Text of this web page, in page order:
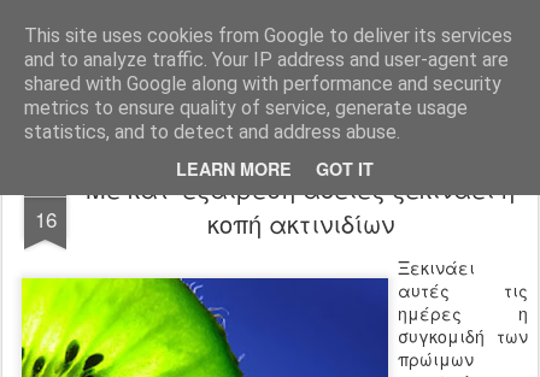
This site uses cookies from Google to deliver its services
and to analyze traffic. Your IP address and user-agent are
shared with Google along with performance and security
metrics to ensure quality of service, generate usage
statistics, and to detect and address abuse.
LEARN MORE GOT IT
Agro-Help.gr
16
Με κατ' εξαίρεση άδειες ξεκινάει η
κοπή ακτινιδίων
Ξεκινάει
αυτές τις
ημέρες η
συγκομιδή των
πρώιμων